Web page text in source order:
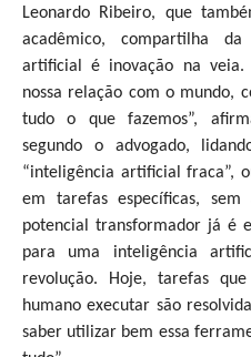
Leonardo Ribeiro, que
acadêmico, compartilha
artificial é inovação na
nossa relação com o mundo,
tudo o que fazemos”,
segundo o advogado,
“inteligência artificial fraca”,
em tarefas específicas,
potencial transformador já é
para uma inteligência
revolução. Hoje, tarefas
humano executar são
saber utilizar bem essa